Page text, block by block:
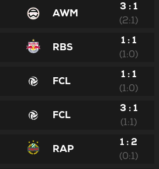
AWM
3 : 1
(2:1)
RBS
1 : 1
(1:0)
FCL
1 : 1
(1:0)
FCL
3 : 1
(1:1)
RAP
1 : 2
(0:1)